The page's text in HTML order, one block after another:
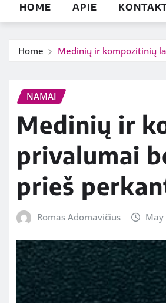
HOME APIE
Home Medinių ir kompozitinių
NAMAI
Medinių ir
privalumai
prieš
Romas Adomavičius May